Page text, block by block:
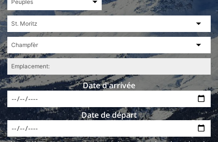
Date d'arrivée
Date de départ